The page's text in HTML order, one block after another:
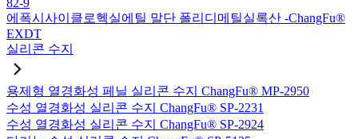
82-9
에폭시사이클로헥실에틸 말단 폴리디메틸실록산 -ChangFu®
EXDT
실리콘 수지
용제형 열경화성 페닐 실리콘 수지 ChangFu® MP-2950
수성 열경화성 실리콘 수지 ChangFu® SP-2231
수성 열경화성 실리콘 수지 ChangFu® SP-2924